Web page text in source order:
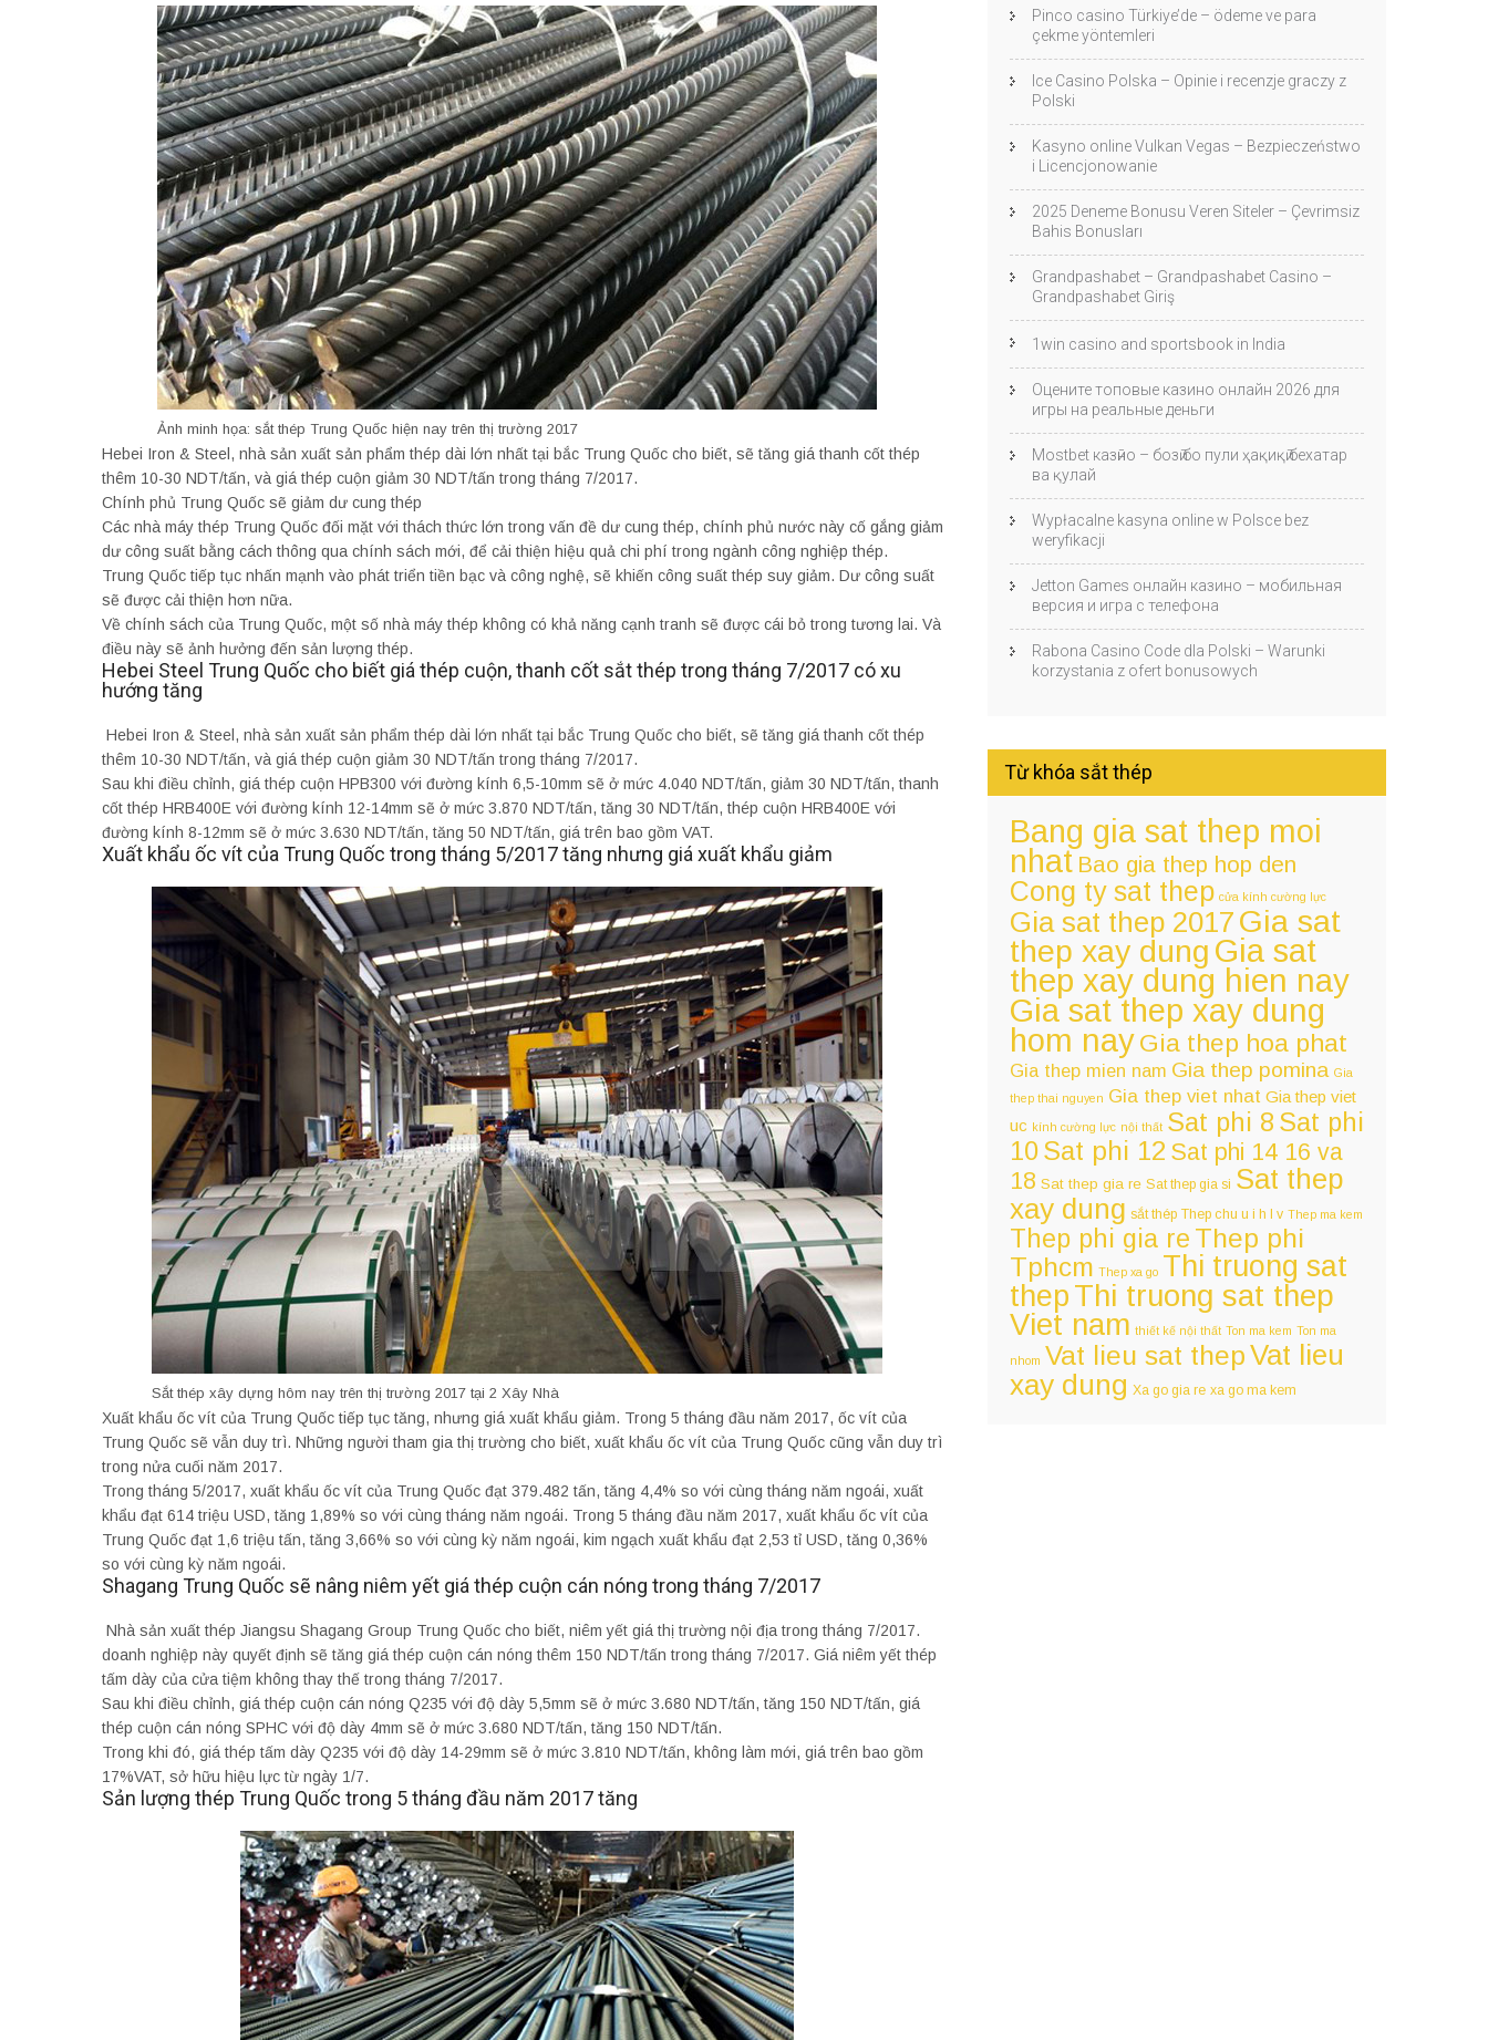
Ảnh minh họa: sắt thép Trung Quốc hiện nay trên thị trường 2017
Hebei Iron & Steel, nhà sản xuất sản phẩm thép dài lớn nhất tại bắc Trung Quốc cho biết, sẽ tăng giá thanh cốt thép
thêm 10-30 NDT/tấn, và giá thép cuộn giảm 30 NDT/tấn trong tháng 7/2017.
Chính phủ Trung Quốc sẽ giảm dư cung thép
Các nhà máy thép Trung Quốc đối mặt với thách thức lớn trong vấn đề dư cung thép, chính phủ nước này cố gắng giảm
dư công suất bằng cách thông qua chính sách mới, để cải thiện hiệu quả chi phí trong ngành công nghiệp thép.
Trung Quốc tiếp tục nhấn mạnh vào phát triển tiền bạc và công nghệ, sẽ khiến công suất thép suy giảm. Dư công suất
sẽ được cải thiện hơn nữa.
Về chính sách của Trung Quốc, một số nhà máy thép không có khả năng cạnh tranh sẽ được cái bỏ trong tương lai. Và
điều này sẽ ảnh hưởng đến sản lượng thép.
Hebei Steel Trung Quốc cho biết giá thép cuộn, thanh cốt sắt thép trong tháng 7/2017 có xu
hướng tăng
Hebei Iron & Steel, nhà sản xuất sản phẩm thép dài lớn nhất tại bắc Trung Quốc cho biết, sẽ tăng giá thanh cốt thép
thêm 10-30 NDT/tấn, và giá thép cuộn giảm 30 NDT/tấn trong tháng 7/2017.
Sau khi điều chỉnh, giá thép cuộn HPB300 với đường kính 6,5-10mm sẽ ở mức 4.040 NDT/tấn, giảm 30 NDT/tấn, thanh
cốt thép HRB400E với đường kính 12-14mm sẽ ở mức 3.870 NDT/tấn, tăng 30 NDT/tấn, thép cuộn HRB400E với
đường kính 8-12mm sẽ ở mức 3.630 NDT/tấn, tăng 50 NDT/tấn, giá trên bao gồm VAT.
Xuất khẩu ốc vít của Trung Quốc trong tháng 5/2017 tăng nhưng giá xuất khẩu giảm
Sắt thép xây dựng hôm nay trên thị trường 2017 tại 2 Xây Nhà
Xuất khẩu ốc vít của Trung Quốc tiếp tục tăng, nhưng giá xuất khẩu giảm. Trong 5 tháng đầu năm 2017, ốc vít của
Trung Quốc sẽ vẫn duy trì. Những người tham gia thị trường cho biết, xuất khẩu ốc vít của Trung Quốc cũng vẫn duy trì
trong nửa cuối năm 2017.
Trong tháng 5/2017, xuất khẩu ốc vít của Trung Quốc đạt 379.482 tấn, tăng 4,4% so với cùng tháng năm ngoái, xuất
khẩu đạt 614 triệu USD, tăng 1,89% so với cùng tháng năm ngoái. Trong 5 tháng đầu năm 2017, xuất khẩu ốc vít của
Trung Quốc đạt 1,6 triệu tấn, tăng 3,66% so với cùng kỳ năm ngoái, kim ngạch xuất khẩu đạt 2,53 tỉ USD, tăng 0,36%
so với cùng kỳ năm ngoái.
Shagang Trung Quốc sẽ nâng niêm yết giá thép cuộn cán nóng trong tháng 7/2017
Nhà sản xuất thép Jiangsu Shagang Group Trung Quốc cho biết, niêm yết giá thị trường nội địa trong tháng 7/2017.
doanh nghiệp này quyết định sẽ tăng giá thép cuộn cán nóng thêm 150 NDT/tấn trong tháng 7/2017. Giá niêm yết thép
tấm dày của cửa tiệm không thay thế trong tháng 7/2017.
Sau khi điều chỉnh, giá thép cuộn cán nóng Q235 với độ dày 5,5mm sẽ ở mức 3.680 NDT/tấn, tăng 150 NDT/tấn, giá
thép cuộn cán nóng SPHC với độ dày 4mm sẽ ở mức 3.680 NDT/tấn, tăng 150 NDT/tấn.
Trong khi đó, giá thép tấm dày Q235 với độ dày 14-29mm sẽ ở mức 3.810 NDT/tấn, không làm mới, giá trên bao gồm
17%VAT, sở hữu hiệu lực từ ngày 1/7.
Sản lượng thép Trung Quốc trong 5 tháng đầu năm 2017 tăng
Pinco casino Türkiye’de – ödeme ve para
çekme yöntemleri
Ice Casino Polska – Opinie i recenzje graczy z
Polski
Kasyno online Vulkan Vegas – Bezpieczeństwo
i Licencjonowanie
2025 Deneme Bonusu Veren Siteler – Çevrimsiz
Bahis Bonusları
Grandpashabet – Grandpashabet Casino –
Grandpashabet Giriş
1win casino and sportsbook in India
Оцените топовые казино онлайн 2026 для
игры на реальные деньги
Mostbet казӣно – бозӣ бо пули ҳақиқӣ бехатар
ва қулай
Wypłacalne kasyna online w Polsce bez
weryfikacji
Jetton Games онлайн казино – мобильная
версия и игра с телефона
Rabona Casino Code dla Polski – Warunki
korzystania z ofert bonusowych
Từ khóa sắt thép
Bang gia sat thep moi
nhat Bao gia thep hop den
Cong ty sat thep cửa kính cường lực
Gia sat thep 2017 Gia sat
thep xay dung Gia sat
thep xay dung hien nay
Gia sat thep xay dung
hom nayGia thep hoa phat
Gia thep mien nam Gia thep pomina Gia
thep thai nguyen Gia thep viet nhat Gia thep viet
uc kính cường lực nội thất Sat phi 8 Sat phi
10Sat phi 12 Sat phi 14 16 va
18 Sat thep gia re Sat thep gia si Sat thep
xay dung sắt thép Thep chu u i h l v Thep ma kem
Thep phi gia re Thep phi
Tphcm Thep xa go Thi truong sat
thep Thi truong sat thep
Viet nam thiết kế nội thất Ton ma kem Ton ma
nhom Vat lieu sat thepVat lieu
xay dung Xa go gia re xa go ma kem